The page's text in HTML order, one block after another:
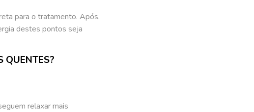
para o tratamento. Após,
destes pontos seja
QUENTES?
relaxar mais